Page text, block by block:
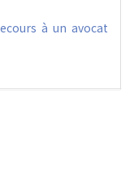
à un avocat